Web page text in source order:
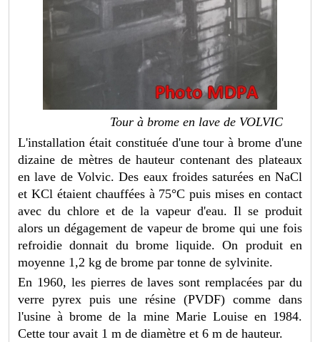
Tour à brome en lave de VOLVIC
L'installation était constituée d'une tour à brome d'une
dizaine de mètres de hauteur contenant des plateaux
en lave de Volvic. Des eaux froides saturées en NaCl
et KCl étaient chauffées à 75°C puis mises en contact
avec du chlore et de la vapeur d'eau. Il se produit
alors un dégagement de vapeur de brome qui une fois
refroidie donnait du brome liquide. On produit en
moyenne 1,2 kg de brome par tonne de sylvinite.
En 1960, les pierres de laves sont remplacées par du
verre pyrex puis une résine (PVDF) comme dans
l'usine à brome de la mine Marie Louise en 1984.
Cette tour avait 1 m de diamètre et 6 m de hauteur.